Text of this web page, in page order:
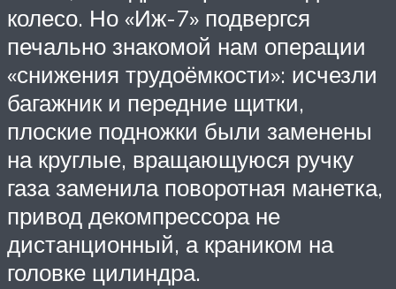
колесо. Но «Иж-7» подвергся
печально знакомой нам операции
«снижения трудоёмкости»: исчезли
багажник и передние щитки,
плоские подножки были заменены
на круглые, вращающуюся ручку
газа заменила поворотная манетка,
привод декомпрессора не
дистанционный, а краником на
головке цилиндра.